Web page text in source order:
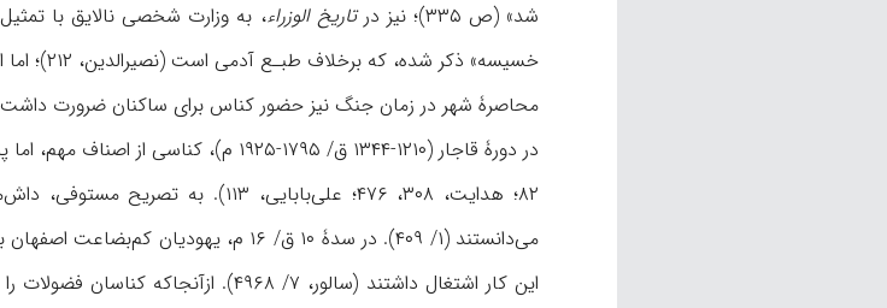
شد» (ص ۳۳۵)؛ نیز در
تاریخ الوزراء
خسیسه»
محاصرۀ شهر در زمان جنگ نیز حضور کناس برای ساکنان ضرورت داشت (فخر
در دورۀ قاجار (۱۲۱۰-۱۳۴۴ ق/ ۱۷۹۵-
۸۲؛ هدایت، ۳۰۸، ۴۷۶؛
این کار اشتغال داشتند (سالور، ۷/